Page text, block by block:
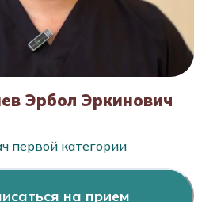
Эрбол Эркинович
первой категории
на прием